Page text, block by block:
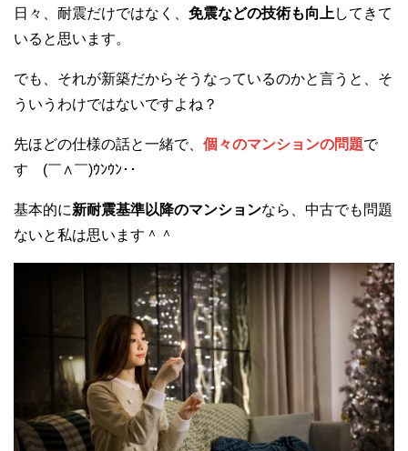
日々、耐震だけではなく、 免震などの技術も向上 してきて
いると思います。
でも、それが新築だからそうなっているのかと言うと、そ
ういうわけではないですよね？
先ほどの仕様の話と一緒で、 個々のマンションの問題で
す (￣∧￣)ｳﾝｳﾝ･･
基本的に新耐震基準以降のマンションなら、中古でも問題
ないと私は思います＾＾